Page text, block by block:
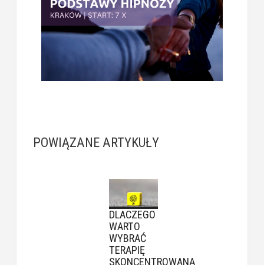
POWIĄZANE ARTYKUŁY
DLACZEGO
WARTO
WYBRAĆ
TERAPIĘ
SKONCENTROWANĄ